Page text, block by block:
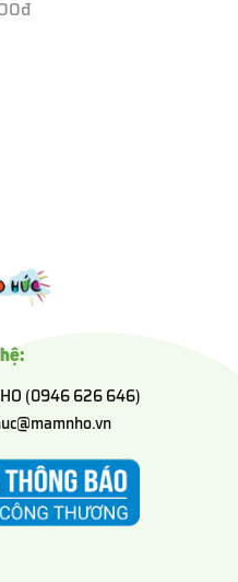
(0946 626 646)